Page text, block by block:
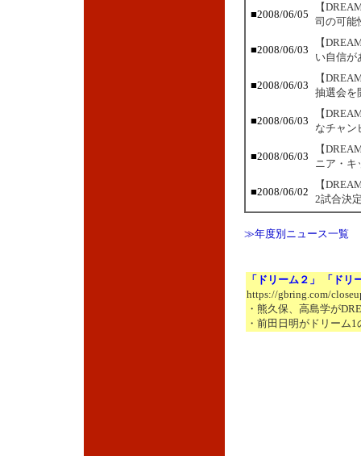
■2008/06/05
【
司の可能
■2008/06/03
【
い自信が
■2008/06/03
【
抽選会を
■2008/06/03
【
なチャン
■2008/06/03
【
ニア・キ
■2008/06/02
【
2試合決
≫年度別ニュース一覧
「ドリーム２」 「ドリ
https://gbring.com/
・熊久保、高島学が
・前田日明がドリーム